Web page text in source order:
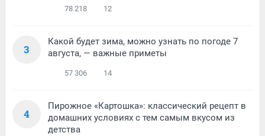
78 218 12
3
Какой будет зима, можно узнать по погоде 7
августа, — важные приметы
57 306 14
4
Пирожное «Картошка»: классический рецепт в
домашних условиях с тем самым вкусом из
детства